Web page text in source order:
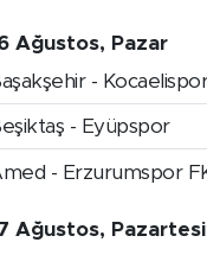
Ağustos, Pazar
-
- Eyüpspor
- Erzurumspor
Ağustos, Pazartesi